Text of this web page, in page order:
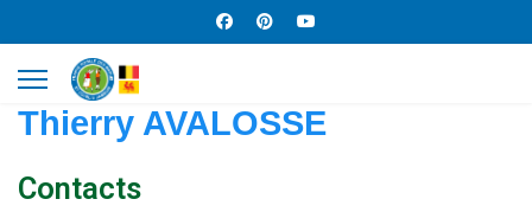
Thierry AVALOSSE
Contacts